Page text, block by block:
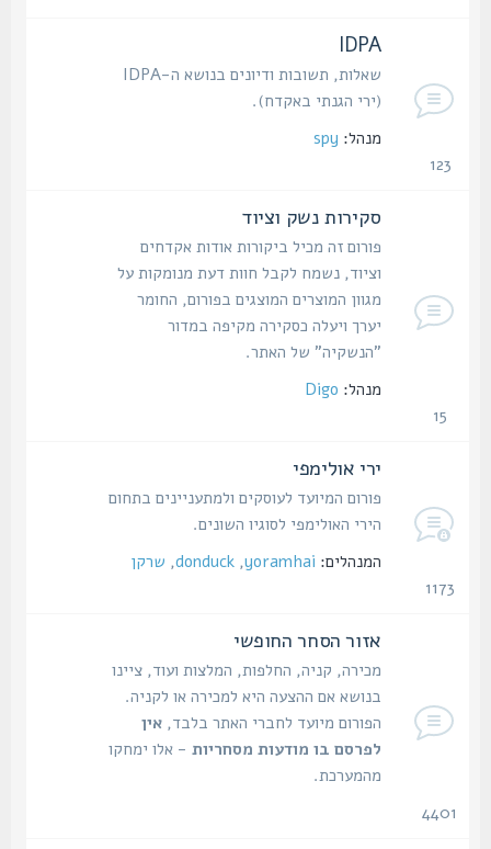
IDPA
שאלות, תשובות ודיונים בנושא ה-IDPA
(ירי הגנתי באקדח).
מנהל: spy
סקירות נשק וציוד
פורום זה מכיל ביקורות אודות אקדחים
וציוד, נשמח לקבל חוות דעת מנומקות על
מגוון המוצרים המוצגים בפורום, החומר
יערך ויעלה כסקירה מקיפה במדור
"הנשקיה" של האתר.
מנהל: Digo
ירי אולימפי
פורום המיועד לעוסקים ולמתעניינים בתחום
הירי האולימפי לסוגיו השונים.
המנהלים: yoramhai
,
donduck
,שרקן
אזור הסחר החופשי
מכירה, קניה, החלפות, המלצות ועוד, ציינו
בנושא אם ההצעה היא למכירה או לקניה.
הפורום מיועד לחברי האתר בלבד,אין
לפרסם בו מודעות מסחריות- אלו ימחקו
מהמערכת.